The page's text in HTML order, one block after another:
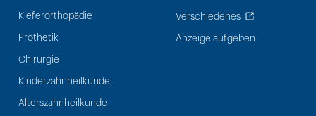
Kieferorthopädie
Prothetik
Chirurgie
Kinderzahnheilkunde
Alterszahnheilkunde
Verschiedenes
Anzeige aufgeben